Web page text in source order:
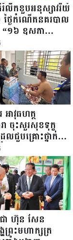
លឹកខួបអនុស្សាវរីយ៍
ងៃកំណើតនគរបាល
“១៦ ឧសភា
ឧសភា
អាវុធហត្ថ
ចុះសួរសុខទុក្ខ
ជួបគ្រោះថ្នាក់
ងសម្រាកព្យាបាល
យ!
ោ ហ៊ុន សែន
ព្រះមហាក្សត្រ